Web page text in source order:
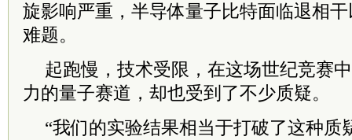
旋影响严重，半导体量子比特面临退相
难题。
起跑慢，技术受限，在这场世纪竞赛
力的量子赛道，却也受到了不少质疑。
“我们的实验结果相当于打破了这种质